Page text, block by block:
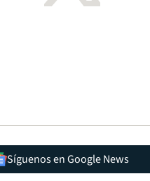
Síguenos en Google News